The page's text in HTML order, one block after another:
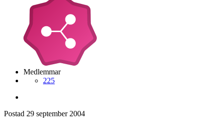
Medlemmar
225
Postad 29 september 2004